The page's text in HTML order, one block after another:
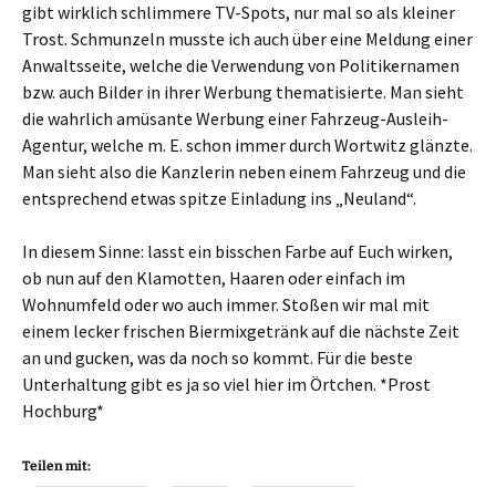
gibt wirklich schlimmere TV-Spots, nur mal so als kleiner
Trost. Schmunzeln musste ich auch über eine Meldung einer
Anwaltsseite, welche die Verwendung von Politikernamen
bzw. auch Bilder in ihrer Werbung thematisierte. Man sieht
die wahrlich amüsante Werbung einer Fahrzeug-Ausleih-
Agentur, welche m. E. schon immer durch Wortwitz glänzte.
Man sieht also die Kanzlerin neben einem Fahrzeug und die
entsprechend etwas spitze Einladung ins „Neuland“.
In diesem Sinne: lasst ein bisschen Farbe auf Euch wirken,
ob nun auf den Klamotten, Haaren oder einfach im
Wohnumfeld oder wo auch immer. Stoßen wir mal mit
einem lecker frischen Biermixgetränk auf die nächste Zeit
an und gucken, was da noch so kommt. Für die beste
Unterhaltung gibt es ja so viel hier im Örtchen. *Prost
Hochburg*
Teilen mit: